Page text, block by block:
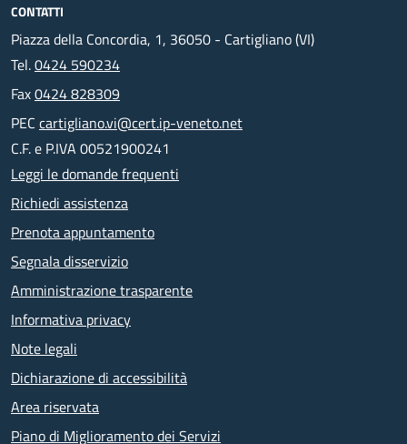
CONTATTI
Piazza della Concordia, 1, 36050 - Cartigliano (VI)
Tel.0424 590234
Fax0424 828309
PEC cartigliano.vi@cert.ip-veneto.net
C.F. e P.IVA 00521900241
Leggi le domande frequenti
Richiedi assistenza
Prenota appuntamento
Segnala disservizio
Amministrazione trasparente
Informativa privacy
Note legali
Dichiarazione di accessibilità
Area riservata
Piano di Miglioramento dei Servizi